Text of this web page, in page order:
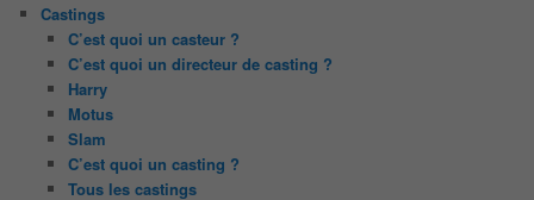
Castings
C’est quoi un casteur ?
C’est quoi un directeur de casting ?
Harry
Motus
Slam
C’est quoi un casting ?
Tous les castings